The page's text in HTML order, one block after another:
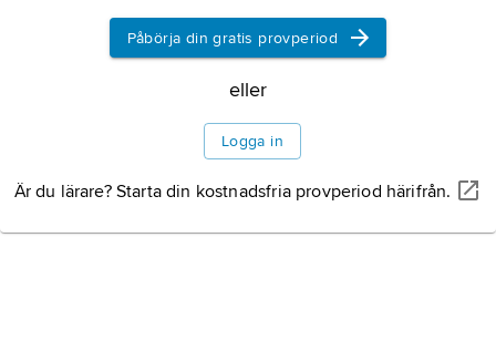
Information om artikeln
Påbörja din gratis provperiod
eller
Logga in
Är du lärare? Starta din kostnadsfria provperiod härifrån.